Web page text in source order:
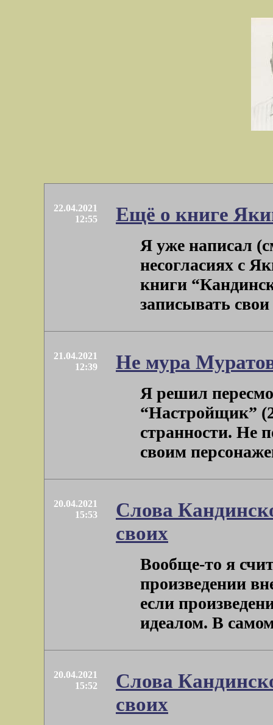
22.04.2021
12:55
Ещё о книге
Я уже написал
несогласиях с
книги
записывать
21.04.2021
12:39
Не мура
Я решил
“Настройщик”
странности. Не
своим
20.04.2021
15:53
Слова
своих
Вообще-то я
произведении
если
идеалом. В
20.04.2021
15:52
Слова
своих